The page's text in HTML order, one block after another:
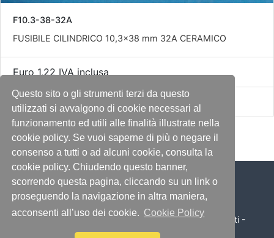
Questo sito o gli strumenti terzi da questo
utilizzati si avvalgono di cookie necessari al
funzionamento ed utili alle finalità illustrate nella
cookie policy. Se vuoi saperne di più o negare il
consenso a tutti o ad alcuni cookie, consulta la
cookie policy. Chiudendo questo banner,
scorrendo questa pagina, cliccando su un link o
proseguendo la navigazione in altra maniera,
acconsenti all’uso dei cookie. Cookie Policy
F10.3-38-32A
FUSIBILE CILINDRICO 10,3x38 mm 32A CERAMICO
Euro 1,22 IVA inclusa
Disponibile
© 2026 Illumino Service S.r.l. - Tutti i diritti sono riservati -
P.IVA 04197070370 - byImmagica & Partner